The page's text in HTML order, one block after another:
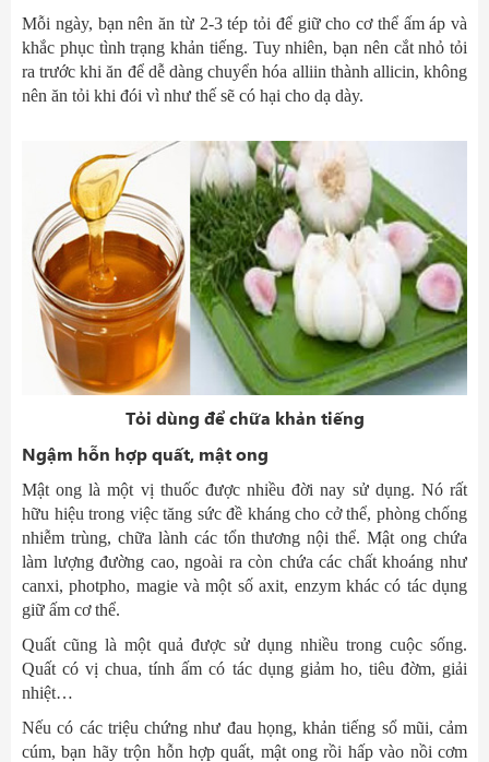
Mỗi ngày, bạn nên ăn từ 2-3 tép tỏi để giữ cho cơ thể ấm áp và
khắc phục tình trạng khản tiếng. Tuy nhiên, bạn nên cắt nhỏ tỏi
ra trước khi ăn để dễ dàng chuyển hóa alliin thành allicin, không
nên ăn tỏi khi đói vì như thế sẽ có hại cho dạ dày.
Tỏi dùng để chữa khản tiếng
Ngậm hỗn hợp quất, mật ong
Mật ong là một vị thuốc được nhiều đời nay sử dụng. Nó rất
hữu hiệu trong việc tăng sức đề kháng cho cở thể, phòng chống
nhiễm trùng, chữa lành các tổn thương nội thể. Mật ong chứa
làm lượng đường cao, ngoài ra còn chứa các chất khoáng như
canxi, photpho, magie và một số axit, enzym khác có tác dụng
giữ ấm cơ thể.
Quất cũng là một quả được sử dụng nhiều trong cuộc sống.
Quất có vị chua, tính ấm có tác dụng giảm ho, tiêu đờm, giải
nhiệt…
Nếu có các triệu chứng như đau họng, khản tiếng sổ mũi, cảm
cúm, bạn hãy trộn hỗn hợp quất, mật ong rồi hấp vào nồi cơm